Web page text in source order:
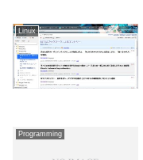
Linux
Programming